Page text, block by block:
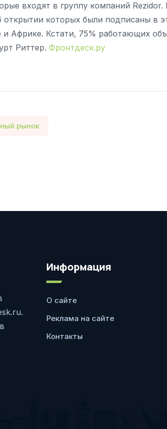
входят в группу компаний
открытии которых были подписаны в
Африке. Кстати, 75% работающих
Риттер. Фронтдеск.ру
рынок
Информация
О сайте
Реклама на сайте
Контакты